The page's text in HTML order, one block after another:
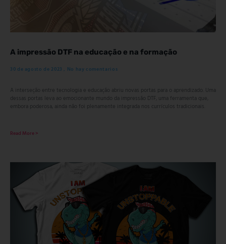
A impressão DTF na educação e na formação
30 de agosto de 2023 No hay comentarios
A interseção entre tecnologia e educação abriu novas portas para o aprendizado. Uma
dessas portas leva ao emocionante mundo da impressão DTF, uma ferramenta que,
embora poderosa, ainda não foi plenamente integrada nos currículos tradicionais.
Read More >